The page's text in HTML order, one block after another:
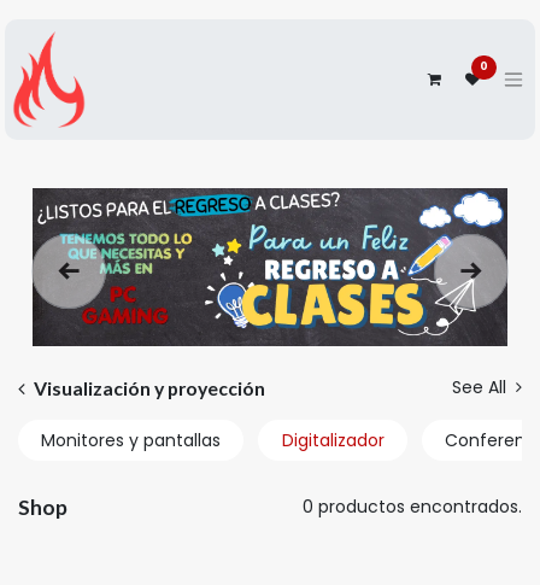
0
Anterior
Visualización y proyección See All
Monitores y pantallas Digitalizador
Shop 0 productos encontrados.